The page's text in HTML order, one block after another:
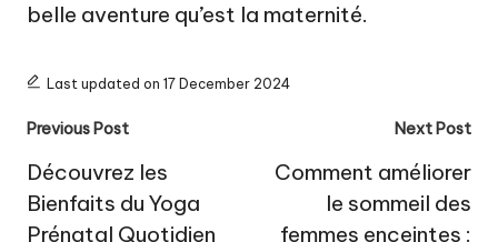
belle aventure qu’est la maternité.
Last updated on 17 December 2024
Post
navigation
Previous Post
Découvrez les
Bienfaits du Yoga
Prénatal Quotidien
Next Post
Comment améliorer
le sommeil des
femmes enceintes :